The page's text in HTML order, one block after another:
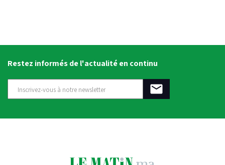
Restez informés de l'actualité en continu